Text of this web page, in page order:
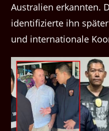
Australien erkannten.
identifizierte ihn
und internationale